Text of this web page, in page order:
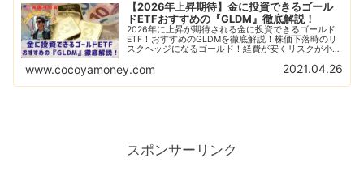
【2026年上昇期待】金に投資できるゴール
ドETFおすすめの『GLDM』徹底解説！
2026年に上昇が期待される金に投資できるゴールド
ETF！おすすめのGLDMを徹底解説！株価下落時のリ
スクヘッジになるゴールド！経費が安くリスクが小さ
う！金価格上昇のサインを見逃すな！
www.cocoyamoney.com 2021.04.26
スポンサーリンク